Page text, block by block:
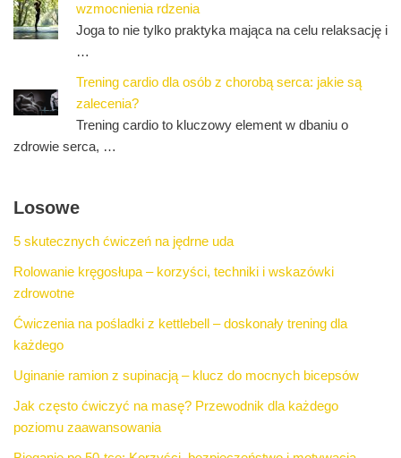
wzmocnienia rdzenia
Joga to nie tylko praktyka mająca na celu relaksację i
…
Trening cardio dla osób z chorobą serca: jakie są
zalecenia?
Trening cardio to kluczowy element w dbaniu o
zdrowie serca, …
Losowe
5 skutecznych ćwiczeń na jędrne uda
Rolowanie kręgosłupa – korzyści, techniki i wskazówki
zdrowotne
Ćwiczenia na pośladki z kettlebell – doskonały trening dla
każdego
Uginanie ramion z supinacją – klucz do mocnych bicepsów
Jak często ćwiczyć na masę? Przewodnik dla każdego
poziomu zaawansowania